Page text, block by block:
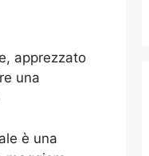
apprezzato
una
è una